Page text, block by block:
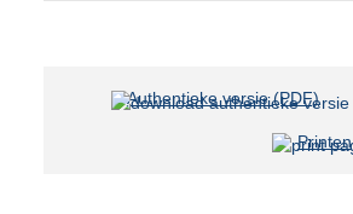
Authentieke versie (PDF)b
s
Printen